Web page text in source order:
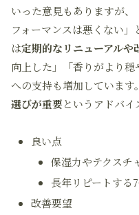
いった意見もありますが
フォーマンスは悪くない
は定期的なリニューアルや
向上した」「香りがより
への支持も増加しています。
選びが重要というアドバイ
良い点
保湿力やテクスチ
長年リピートする
改善要望